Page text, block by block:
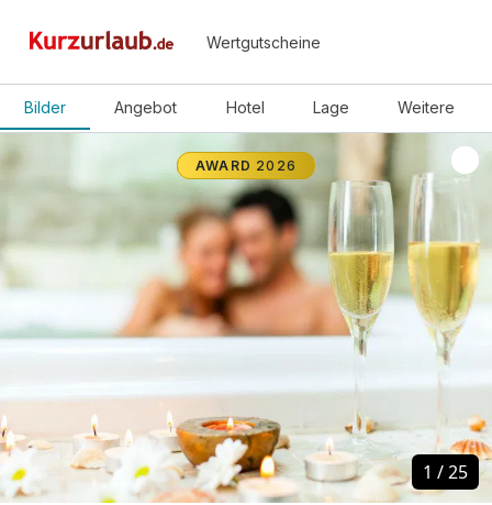
Wertgutscheine
Bilder Angebot Hotel Lage Weitere
AWARD 2026
1 /25
1 /25